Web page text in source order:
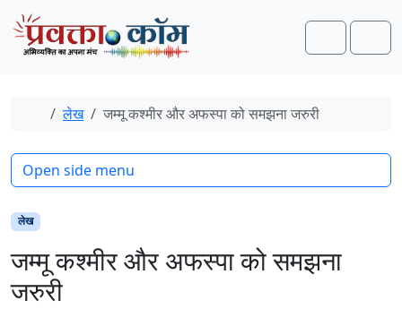
Skip to content
Skip to footer
Search
Home
लेख जम्मू कश्मीर और अफस्पा को समझना जरुरी
लेख
जम्मू कश्मीर और अफस्पा को समझना
जरुरी
Open side menu